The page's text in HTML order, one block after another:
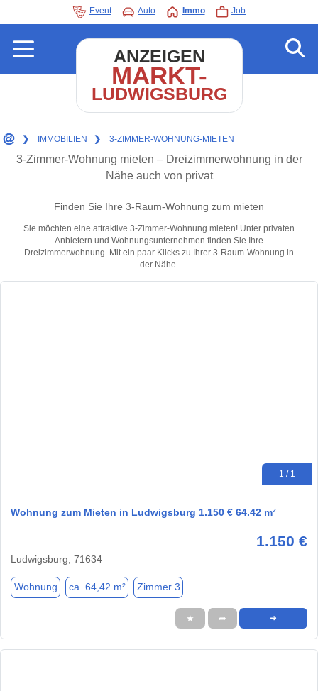
Event Auto Immo Job
ANZEIGEN
MARKT-
LUDWIGSBURG
❯ IMMOBILIEN ❯ 3-ZIMMER-WOHNUNG-MIETEN
3-Zimmer-Wohnung mieten – Dreizimmerwohnung in der
Nähe auch von privat
Finden Sie Ihre 3-Raum-Wohnung zum mieten
Sie möchten eine attraktive 3-Zimmer-Wohnung mieten! Unter privaten
Anbietern und Wohnungsunternehmen finden Sie Ihre
Dreizimmerwohnung. Mit ein paar Klicks zu Ihrer 3-Raum-Wohnung in
der Nähe.
1 / 1
Wohnung zum Mieten in Ludwigsburg 1.150 € 64.42 m²
1.150 €
Ludwigsburg, 71634
Wohnung ca. 64,42 m² Zimmer 3
★ ➦ ➜